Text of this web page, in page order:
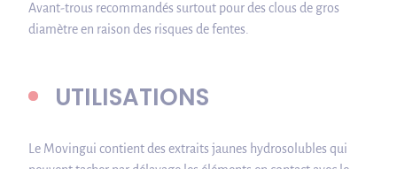
Avant-trous recommandés surtout pour des clous de gros
diamètre en raison des risques de fentes.
UTILISATIONS
Le Movingui contient des extraits jaunes hydrosolubles qui